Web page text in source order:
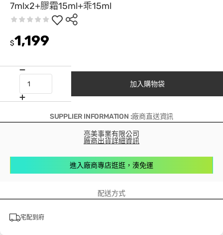
7mlx2+膠霜15ml+乖15ml
$1,199
加入購物袋
SUPPLIER INFORMATION :廠商直送資訊
亮美事業有限公司
廠商出貨詳細資訊
進入廠商專店逛逛，湊免運
配送方式
宅配到府